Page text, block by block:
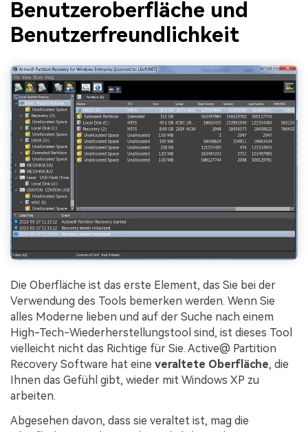
Benutzeroberfläche und
Benutzerfreundlichkeit
Die Oberfläche ist das erste Element, das Sie bei der
Verwendung des Tools bemerken werden. Wenn Sie
alles Moderne lieben und auf der Suche nach einem
High-Tech-Wiederherstellungstool sind, ist dieses Tool
vielleicht nicht das Richtige für Sie. Active@ Partition
Recovery Software hat eine veraltete Oberfläche, die
Ihnen das Gefühl gibt, wieder mit Windows XP zu
arbeiten.
Abgesehen davon, dass sie veraltet ist, mag die